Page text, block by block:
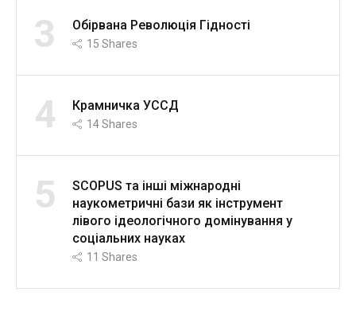
3 Обірвана Революція Гідності
15 Shares
4 Крамничка УССД
14Shares
5
SCOPUS та інші міжнародні
наукометричні бази як інструмент
лівого ідеологічного домінування у
соціальних науках
11 Shares